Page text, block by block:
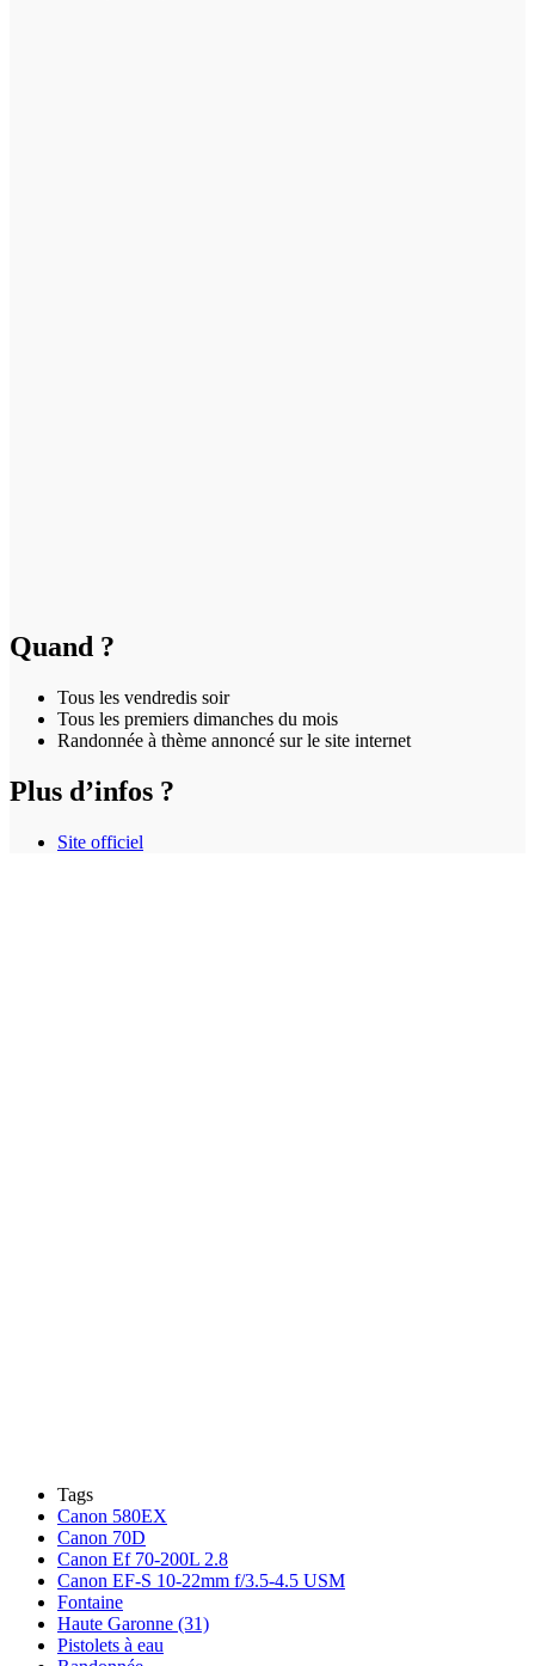
Quand ?
Tous les vendredis soir
Tous les premiers dimanches du mois
Randonnée à thème annoncé sur le site internet
Plus d’infos ?
Site officiel
Tags
Canon 580EX
Canon 70D
Canon Ef 70-200L 2.8
Canon EF-S 10-22mm f/3.5-4.5 USM
Fontaine
Haute Garonne (31)
Pistolets à eau